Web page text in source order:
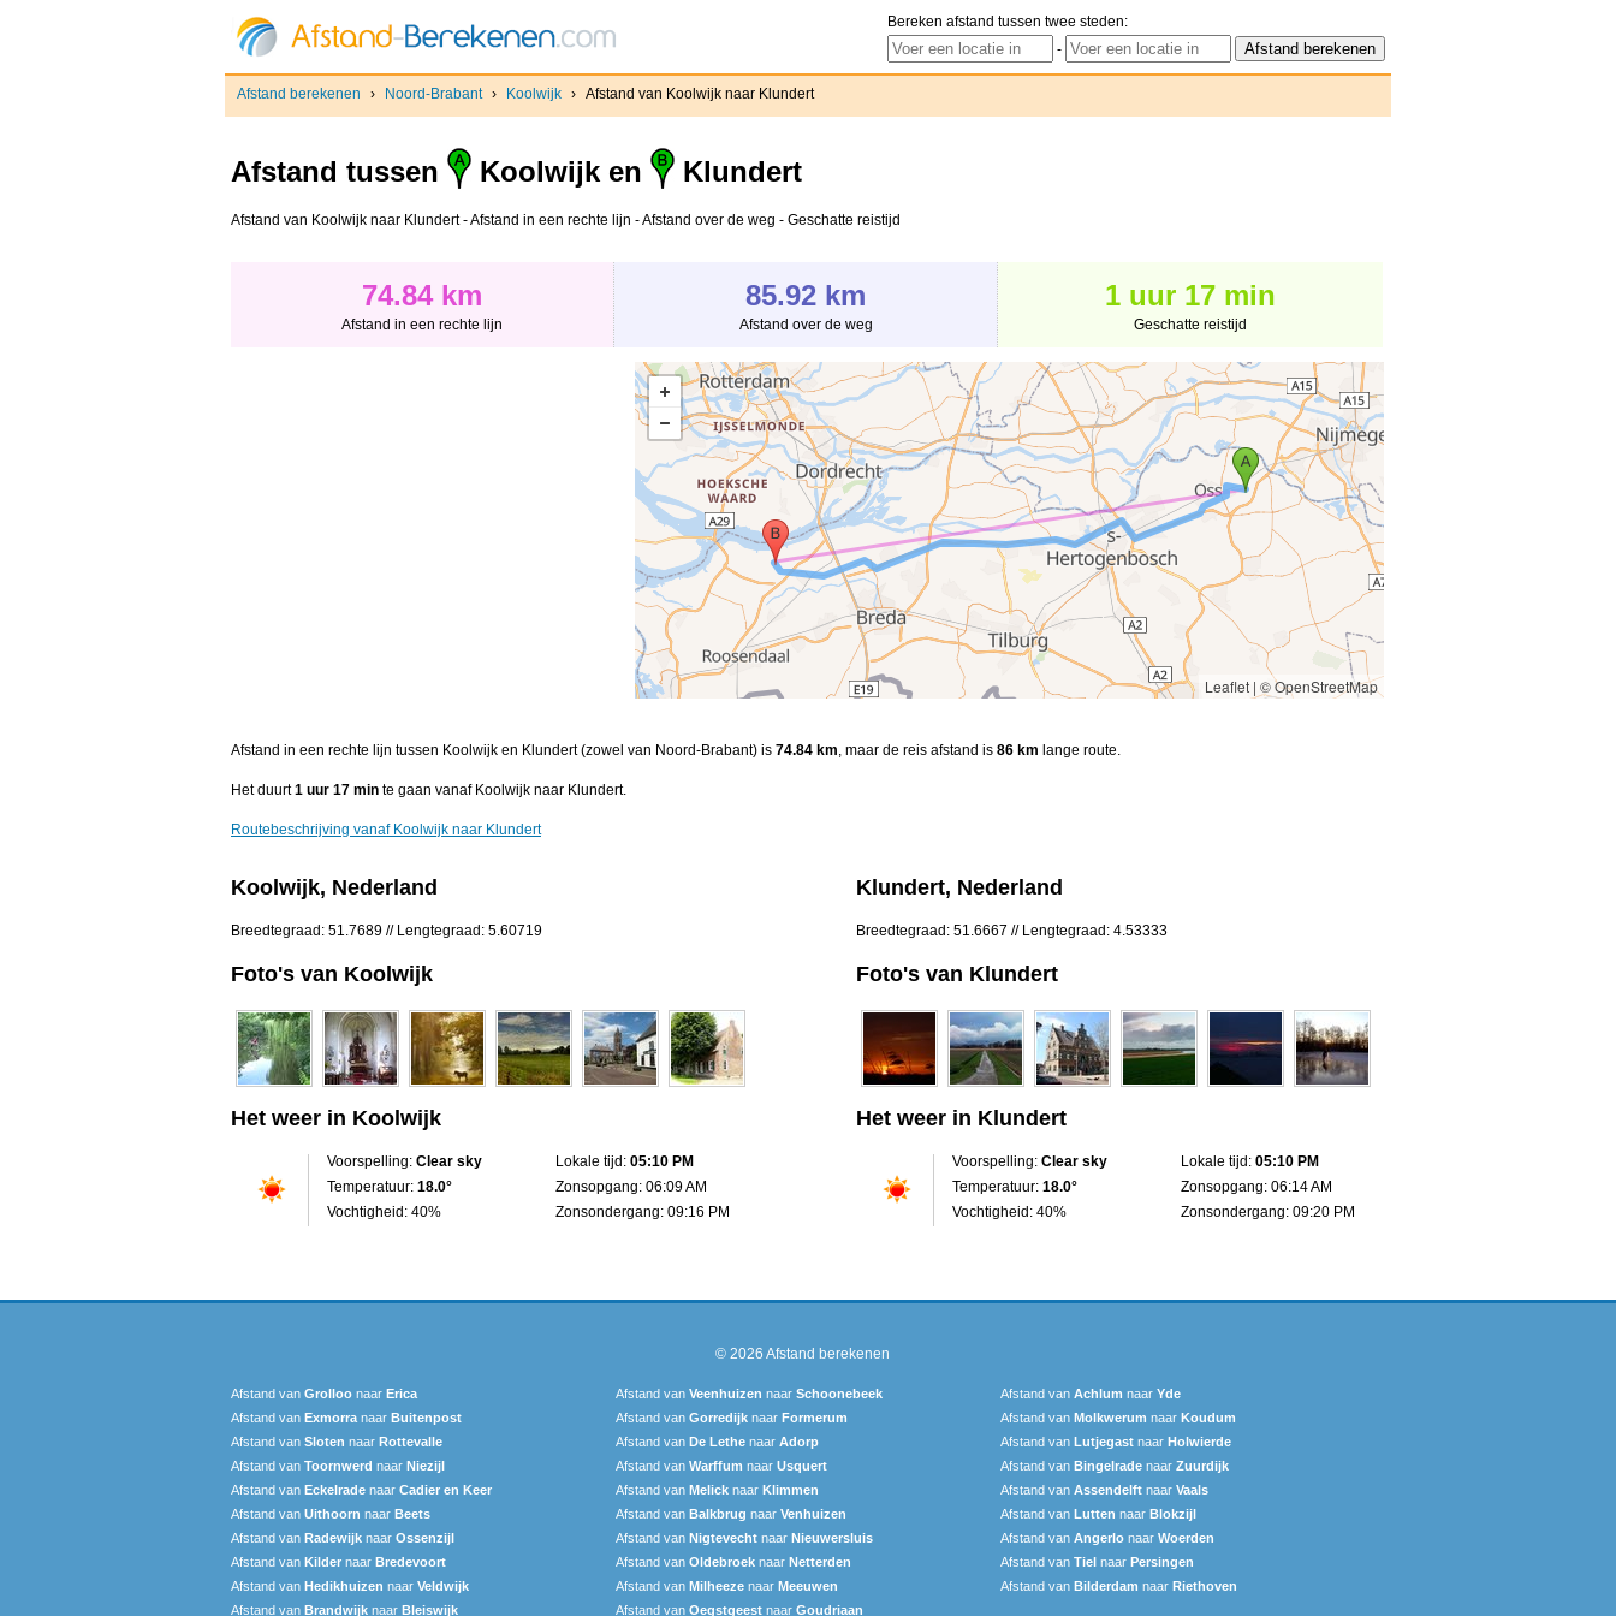
Bereken afstand tussen twee steden:
-
Afstand berekenen › Noord-Brabant › Koolwijk › Afstand van Koolwijk naar Klundert
Afstand tussen Koolwijk en Klundert
Afstand van Koolwijk naar Klundert - Afstand in een rechte lijn - Afstand over de weg - Geschatte reistijd
74.84 km
Afstand in een rechte lijn
85.92 km
Afstand over de weg
1 uur 17 min
Geschatte reistijd
Leaflet | © OpenStreetMap
Afstand in een rechte lijn tussen Koolwijk en Klundert (zowel van Noord-Brabant) is 74.84 km, maar de reis afstand is 86 km lange route.
Het duurt1 uur 17 min te gaan vanaf Koolwijk naar Klundert.
Routebeschrijving vanaf Koolwijk naar Klundert
Koolwijk, Nederland
Breedtegraad: 51.7689 // Lengtegraad: 5.60719
Foto's van Koolwijk
Het weer in Koolwijk
Voorspelling: Clear sky
Temperatuur: 18.0°
Vochtigheid: 40%
Lokale tijd: 05:10 PM
Zonsopgang: 06:09 AM
Zonsondergang: 09:16 PM
Klundert, Nederland
Breedtegraad: 51.6667 // Lengtegraad: 4.53333
Foto's van Klundert
Het weer in Klundert
Voorspelling: Clear sky
Temperatuur: 18.0°
Vochtigheid: 40%
Lokale tijd: 05:10 PM
Zonsopgang: 06:14 AM
Zonsondergang: 09:20 PM
© 2026 Afstand berekenen
Afstand van Grolloo naar Erica Afstand van Veenhuizen naar Schoonebeek Afstand van Achlum naar Yde
Afstand van Exmorra naar Buitenpost Afstand van Gorredijk naar Formerum Afstand van Molkwerum naar Koudum
Afstand van Sloten naar Rottevalle Afstand van De Lethe naar Adorp Afstand van Lutjegast naar Holwierde
Afstand van Toornwerd naar Niezijl Afstand van Warffum naar Usquert Afstand van Bingelrade naar Zuurdijk
Afstand van Eckelrade naar Cadier en Keer Afstand van Melick naar Klimmen Afstand van Assendelft naar Vaals
Afstand van Uithoorn naar Beets Afstand van Balkbrug naar Venhuizen Afstand van Lutten naar Blokzijl
Afstand van Radewijk naar Ossenzijl Afstand van Nigtevecht naar Nieuwersluis Afstand van Angerlo naar Woerden
Afstand van Kilder naar Bredevoort Afstand van Oldebroek naar Netterden Afstand van Tiel naar Persingen
Afstand van Hedikhuizen naar Veldwijk Afstand van Milheeze naar Meeuwen Afstand van Bilderdam naar Riethoven
Afstand van Brandwijk naar Bleiswijk Afstand van Oegstgeest naar Goudriaan